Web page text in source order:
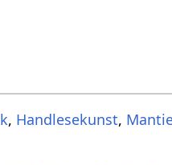
, Handlesekunst,